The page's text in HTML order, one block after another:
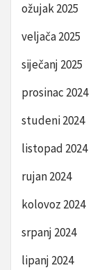
ožujak 2025
veljača 2025
siječanj 2025
prosinac 2024
studeni 2024
listopad 2024
rujan 2024
kolovoz 2024
srpanj 2024
lipanj 2024